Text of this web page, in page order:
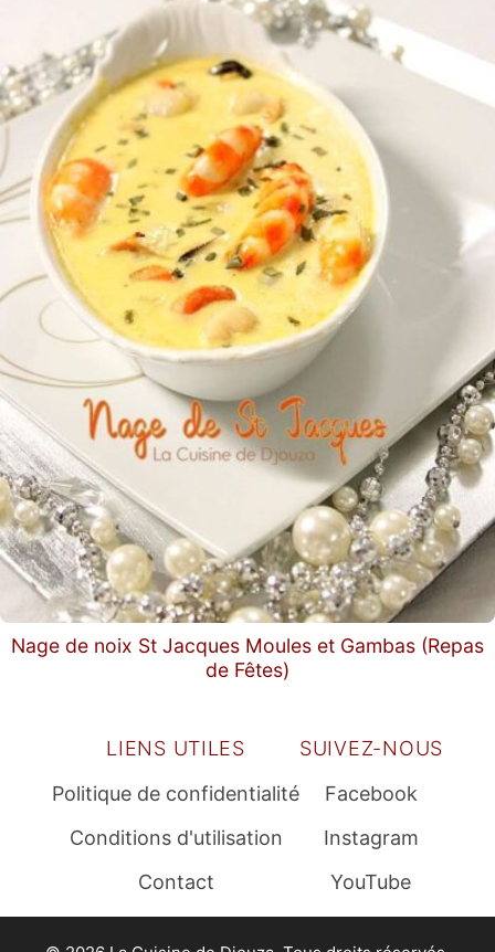
Nage de noix St Jacques Moules et Gambas (Repas
de Fêtes)
LIENS UTILES
Politique de confidentialité
Conditions d'utilisation
Contact
SUIVEZ-NOUS
Facebook
Instagram
YouTube